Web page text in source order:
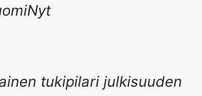
tukipilari julkisuuden